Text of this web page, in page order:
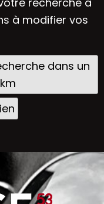
à modifier vos
dans un